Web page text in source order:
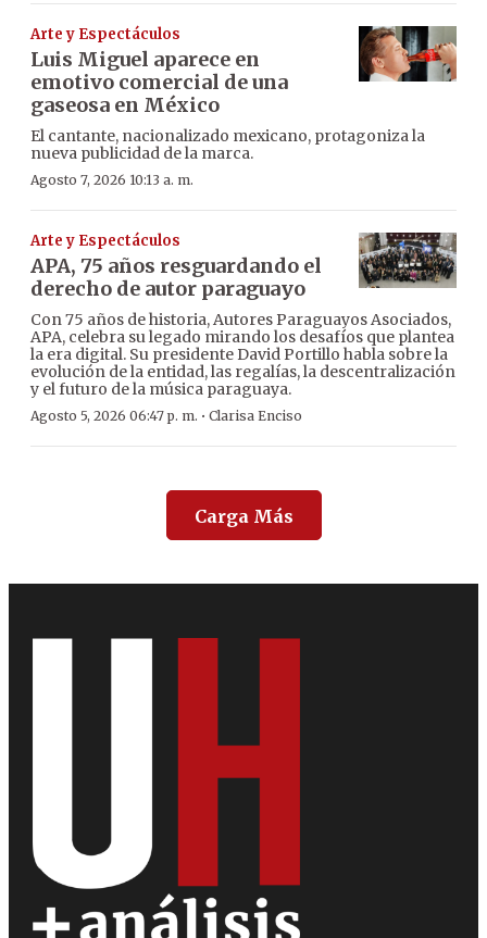
Arte y Espectáculos
Luis Miguel aparece en
emotivo comercial de una
gaseosa en México
El cantante, nacionalizado mexicano, protagoniza la
nueva publicidad de la marca.
Agosto 7, 2026 10:13 a. m.
Arte y Espectáculos
APA, 75 años resguardando el
derecho de autor paraguayo
Con 75 años de historia, Autores Paraguayos Asociados,
APA, celebra su legado mirando los desafíos que plantea
la era digital. Su presidente David Portillo habla sobre la
evolución de la entidad, las regalías, la descentralización
y el futuro de la música paraguaya.
Agosto 5, 2026 06:47 p. m. · Clarisa Enciso
Carga Más